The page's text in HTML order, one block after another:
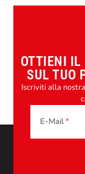
OTTIENI IL
SUL TUO
Iscriviti alla
E-Mail